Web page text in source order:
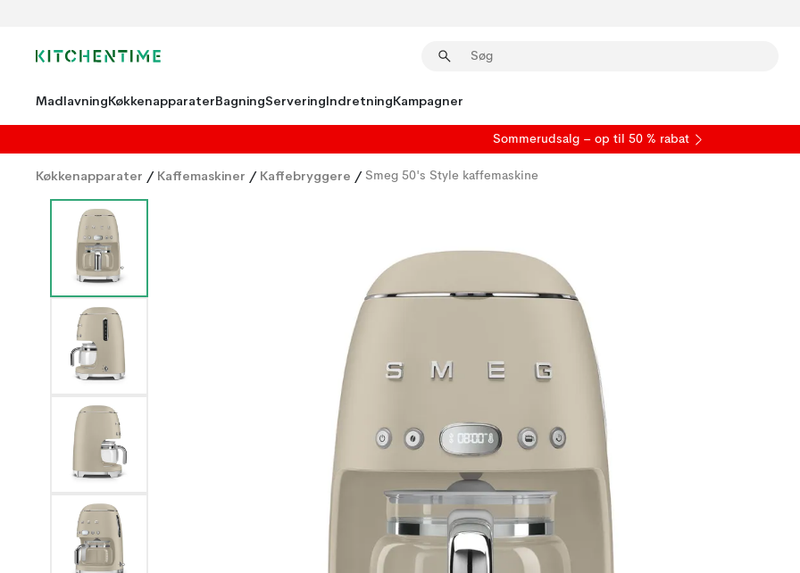
MadlavningKøkkenapparaterBagningServeringIndretningKampagner
Sommerudsalg – op til 50 % rabat
Køkkenapparater / Kaffemaskiner / Kaffebryggere / Smeg 50's Style kaffemaskine